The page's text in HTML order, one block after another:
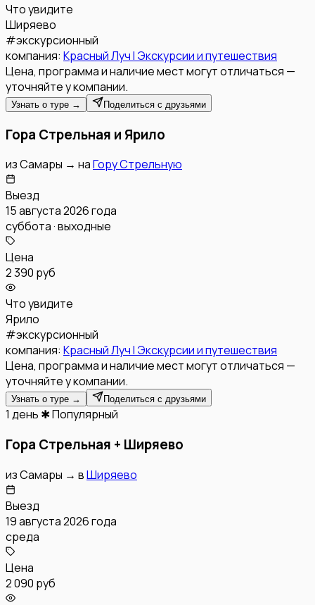
Что увидите
Ширяево
#экскурсионный
компания: Красный Луч l Экскурсии и путешествия
Цена, программа и наличие мест могут отличаться —
уточняйте у компании.
Узнать о туре → Поделиться с друзьями
Гора Стрельная и Ярило
изСамары → наГору Стрельную
Выезд
15 августа 2026 года
суббота · выходные
Цена
2 390 руб
Что увидите
Ярило
#экскурсионный
компания: Красный Луч l Экскурсии и путешествия
Цена, программа и наличие мест могут отличаться —
уточняйте у компании.
Узнать о туре → Поделиться с друзьями
1 день ✱ Популярный
Гора Стрельная + Ширяево
изСамары → вШиряево
Выезд
19 августа 2026 года
среда
Цена
2 090 руб